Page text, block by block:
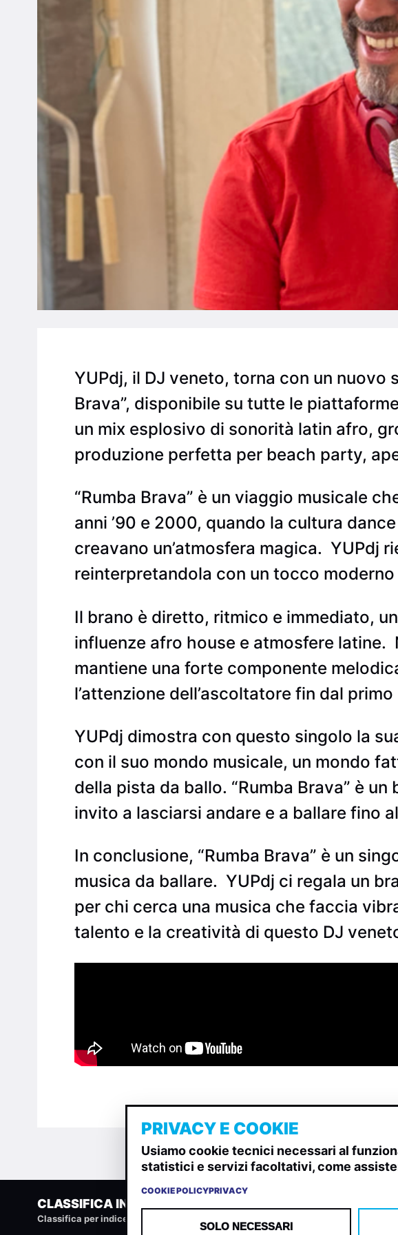
YUPdj, il DJ veneto, torna con un nuovo
Brava”, disponibile su tutte le
un mix esplosivo di sonorità latin afro,
produzione perfetta per beach party,
“Rumba Brava” è un viaggio musicale
anni ’90 e 2000, quando la cultura
creavano un’atmosfera magica. YUPdj
reinterpretandola con un tocco
Il brano è diretto, ritmico e immediato,
influenze afro house e atmosfere latine.
mantiene una forte componente
l’attenzione dell’ascoltatore fin dal
YUPdj dimostra con questo singolo la
con il suo mondo musicale, un mondo
della pista da ballo. “Rumba Brava” è
invito a lasciarsi andare e a ballare fino
In conclusione, “Rumba Brava” è un
musica da ballare. YUPdj ci regala un
per chi cerca una musica che faccia
talento e la creatività di questo DJ
CLASSIFICA INDIE
Classifica per indice di gradimento generata dall analisi di uscite, streaming web
PRIVACY E COOKIE
Usiamo cookie tecnici necessari al
statistici e servizi facoltativi, come
COOKIE POLICYPRIVACY
SOLO NECESSARI